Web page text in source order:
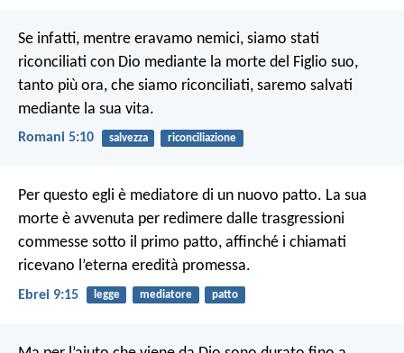
Se infatti, mentre eravamo nemici, siamo stati
riconciliati con Dio mediante la morte del Figlio suo,
tanto più ora, che siamo riconciliati, saremo salvati
mediante la sua vita.
Romani 5:10 salvezza riconciliazione
Per questo egli è mediatore di un nuovo patto. La sua
morte è avvenuta per redimere dalle trasgressioni
commesse sotto il primo patto, affinché i chiamati
ricevano l’eterna eredità promessa.
Ebrei 9:15 legge mediatore patto